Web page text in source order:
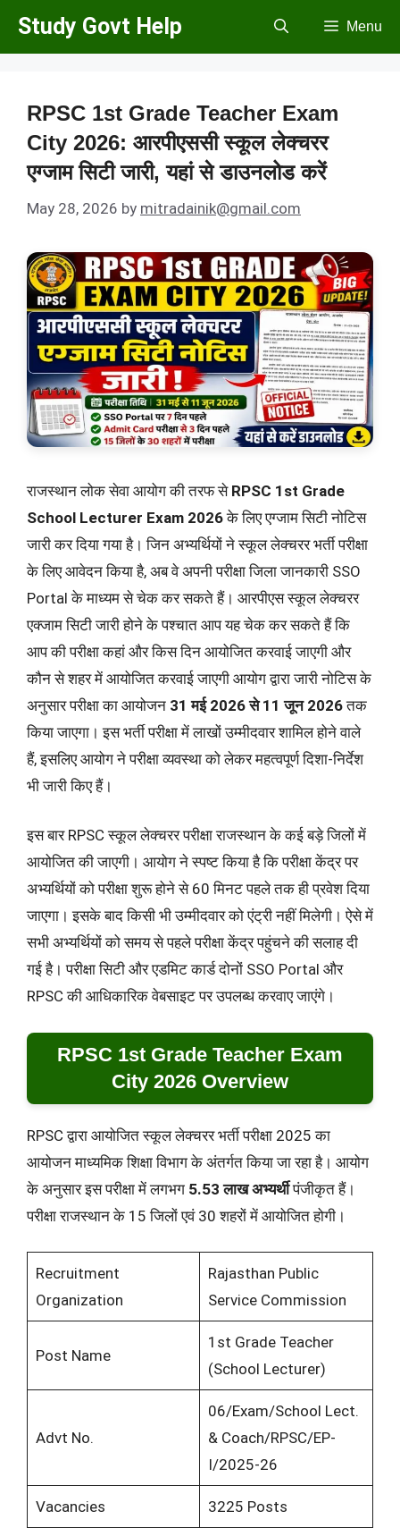
Skip
Study Govt Help Menu
RPSC 1st Grade Teacher Exam
City 2026: आरपीएससी स्कूल लेक्चरर
एग्जाम सिटी जारी, यहां से डाउनलोड करें
May 28, 2026 by mitradainik@gmail.com
राजस्थान लोक सेवा आयोग की तरफ से RPSC 1st Grade
School Lecturer Exam 2026के लिए एग्जाम सिटी नोटिस
जारी कर दिया गया है। जिन अभ्यर्थियों ने स्कूल लेक्चरर भर्ती परीक्षा
के लिए आवेदन किया है, अब वे अपनी परीक्षा जिला जानकारी SSO
Portal के माध्यम से चेक कर सकते हैं। आरपीएस स्कूल लेक्चरर
एक्जाम सिटी जारी होने के पश्चात आप यह चेक कर सकते हैं कि
आप की परीक्षा कहां और किस दिन आयोजित करवाई जाएगी और
कौन से शहर में आयोजित करवाई जाएगी आयोग द्वारा जारी नोटिस के
अनुसार परीक्षा का आयोजन 31 मई 2026 से 11 जून 2026तक
किया जाएगा। इस भर्ती परीक्षा में लाखों उम्मीदवार शामिल होने वाले
हैं, इसलिए आयोग ने परीक्षा व्यवस्था को लेकर महत्वपूर्ण दिशा-निर्देश
भी जारी किए हैं।
इस बार RPSC स्कूल लेक्चरर परीक्षा राजस्थान के कई बड़े जिलों में
आयोजित की जाएगी। आयोग ने स्पष्ट किया है कि परीक्षा केंद्र पर
अभ्यर्थियों को परीक्षा शुरू होने से 60 मिनट पहले तक ही प्रवेश दिया
जाएगा। इसके बाद किसी भी उम्मीदवार को एंट्री नहीं मिलेगी। ऐसे में
सभी अभ्यर्थियों को समय से पहले परीक्षा केंद्र पहुंचने की सलाह दी
गई है। परीक्षा सिटी और एडमिट कार्ड दोनों SSO Portal और
RPSC की आधिकारिक वेबसाइट पर उपलब्ध करवाए जाएंगे।
RPSC 1st Grade Teacher Exam
City 2026 Overview
RPSC द्वारा आयोजित स्कूल लेक्चरर भर्ती परीक्षा 2025 का
आयोजन माध्यमिक शिक्षा विभाग के अंतर्गत किया जा रहा है। आयोग
के अनुसार इस परीक्षा में लगभग 5.53 लाख अभ्यर्थीपंजीकृत हैं।
परीक्षा राजस्थान के 15 जिलों एवं 30 शहरों में आयोजित होगी।
Recruitment
Organization
Rajasthan Public
Service Commission
Post Name
1st Grade Teacher
(School Lecturer)
Advt No.
06/Exam/School Lect.
& Coach/RPSC/EP-
I/2025-26
Vacancies 3225 Posts